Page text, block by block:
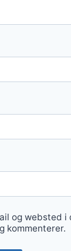
og websted
kommenterer.